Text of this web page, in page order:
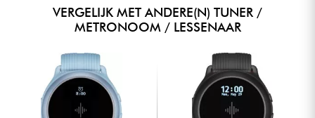
VERGELIJK MET ANDERE(N) TUNER /
METRONOOM / LESSENAAR